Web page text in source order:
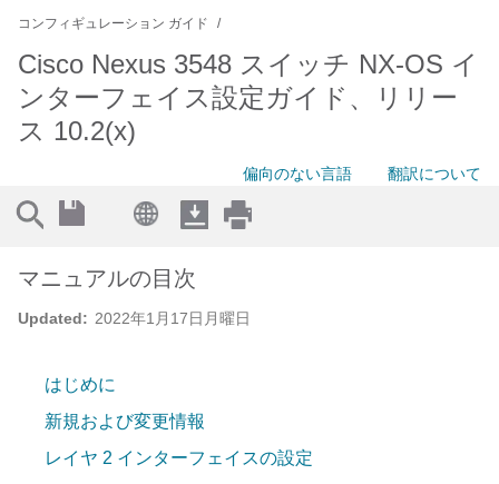
コンフィギュレーション ガイド
Cisco Nexus 3548 スイッチ NX-OS イ
ンターフェイス設定ガイド、リリー
ス 10.2(x)
偏向のない言語 翻訳について
Updated: 2022年1月17日月曜日
マニュアルの目次
はじめに
新規および変更情報
レイヤ 2 インターフェイスの設定